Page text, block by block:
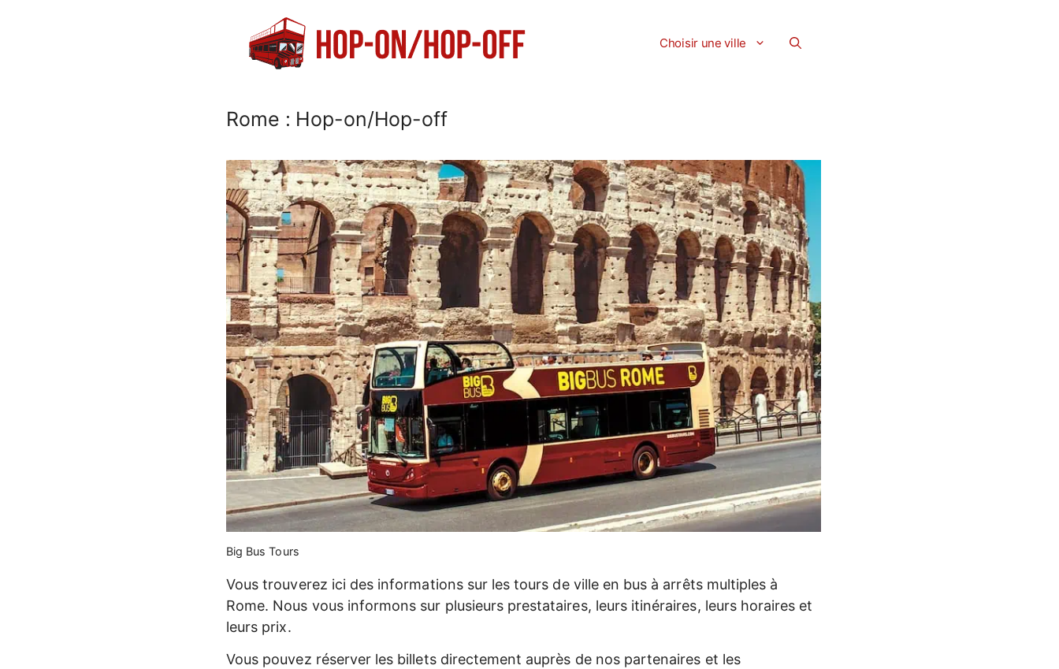
Choisir une ville
Rome : Hop-on/Hop-off
Big Bus Tours
Vous trouverez ici des informations sur les tours de ville en bus à arrêts multiples à
Rome. Nous vous informons sur plusieurs prestataires, leurs itinéraires, leurs horaires et
leurs prix.
Vous pouvez réserver les billets directement auprès de nos partenaires et les